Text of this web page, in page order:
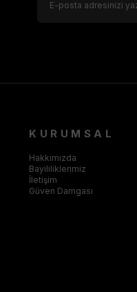
KURUMSAL
Hakkımızda
Bayililiklerimiz
İletişim
Güven Damgası